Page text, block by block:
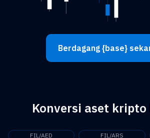
Berdagang {base}
Konversi aset
FIL/AED FIL/ARS